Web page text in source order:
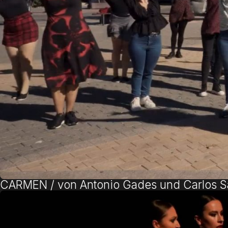
CARMEN / von Antonio Gades und Carlos